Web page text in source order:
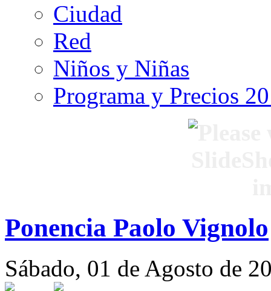
Ciudad
Red
Niños y Niñas
Programa y Precios
Ponencia Paolo Vignolo
Sábado, 01 de Agosto de